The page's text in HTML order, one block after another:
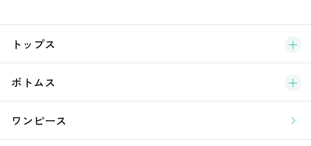
ブ
新
ラ
トップス
ボトムス
ワンピース